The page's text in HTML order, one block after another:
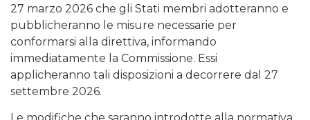
27 marzo 2026 che gli Stati membri adotteranno e
pubblicheranno le misure necessarie per
conformarsi alla direttiva, informando
immediatamente la Commissione. Essi
applicheranno tali disposizioni a decorrere dal 27
settembre 2026.